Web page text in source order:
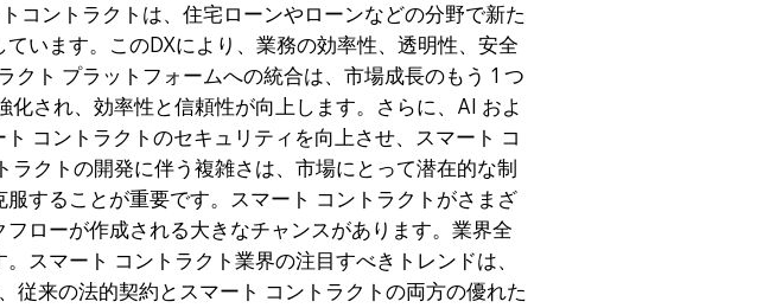
コントラクトは、住宅ローンやローンなどの分野で新た
います。このDXにより、業務の効率性、透明性、安全
ト プラットフォームへの統合は、市場成長のもう 1 つ
され、効率性と信頼性が向上します。さらに、AI およ
コントラクトのセキュリティを向上させ、スマート コ
クトの開発に伴う複雑さは、市場にとって潜在的な制
することが重要です。スマート コントラクトがさまざ
ローが作成される大きなチャンスがあります。業界全
スマート コントラクト業界の注目すべきトレンドは、
従来の法的契約とスマート コントラクトの両方の優れた